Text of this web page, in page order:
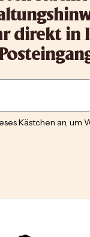
direkt in
Kästchen an, um